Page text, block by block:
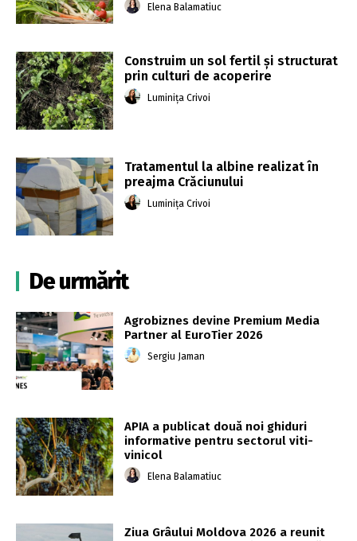
Elena Balamatiuc
Construim un sol fertil și structurat
prin culturi de acoperire
Luminița Crivoi
Tratamentul la albine realizat în
preajma Crăciunului
Luminița Crivoi
De urmărit
Agrobiznes devine Premium Media
Partner al EuroTier 2026
Sergiu Jaman
APIA a publicat două noi ghiduri
informative pentru sectorul viti-
vinicol
Elena Balamatiuc
Ziua Grâului Moldova 2026 a reunit